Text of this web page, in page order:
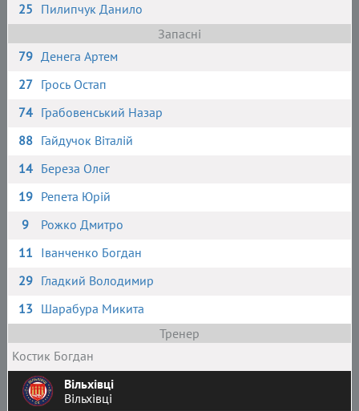
25 Пилипчук Данило
Запасні
79 Денега Артем
27 Грось Остап
74 Грабовенський Назар
88 Гайдучок Віталій
14 Береза Олег
19 Репета Юрій
9
Рожко Дмитро
11 Іванченко Богдан
29 Гладкий Володимир
13 Шарабура Микита
Тренер
Костик Богдан
Вільхівці
Вільхівці